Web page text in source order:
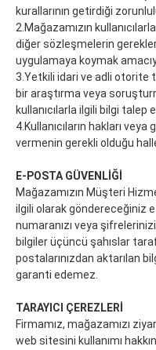
kurallarının getirdiği
2. Mağazamızın
diğer sözleşmelerin
uygulamaya koymak
3. Yetkili idari ve adli otorite
bir araştırma veya
kullanıcılarla ilgili bilgi talep
4. Kullanıcıların hakları
vermenin gerekli olduğu
E-POSTA GÜVENLİĞİ
Mağazamızın Müşteri
ilgili olarak göndereceğiniz
numaranızı veya
bilgiler üçüncü şahıslar
postalarınızdan aktarılan
garanti edemez.
TARAYICI ÇEREZLERİ
Firmamız, mağazamızı
web sitesini kullanımı